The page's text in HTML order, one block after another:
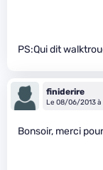
PS:Qui dit
finiderire
Le 08/06/2013 à
Bonsoir, merci